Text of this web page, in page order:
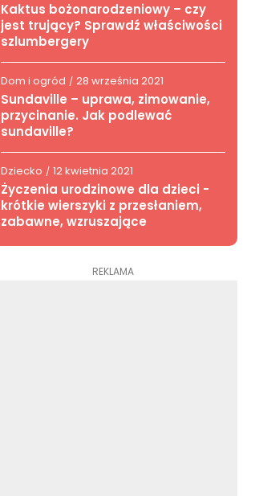
Kaktus bożonarodzeniowy – czy
jest trujący? Sprawdź właściwości
szlumbergery
Dom i ogród / 28 września 2021
Sundaville – uprawa, zimowanie,
przycinanie. Jak podlewać
sundaville?
Dziecko / 12 kwietnia 2021
Życzenia urodzinowe dla dzieci -
krótkie wierszyki z przesłaniem,
zabawne, wzruszające
REKLAMA